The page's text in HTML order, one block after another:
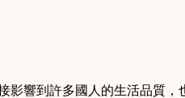
影響到許多國人的生活品質，